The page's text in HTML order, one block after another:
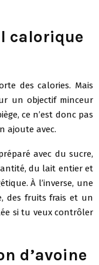
calorique
des calories. Mais
un objectif minceur
ce n’est donc pas
ajoute avec.
avec du sucre,
du lait entier et
À l’inverse, une
des fruits frais et un
si tu veux contrôler
d’avoine